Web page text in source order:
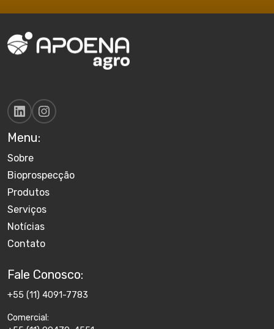
Menu:
Sobre
Bioprospecção
Produtos
Serviços
Notícias
Contato
Fale Conosco:
+55 (11) 4091-7783
Comercial: